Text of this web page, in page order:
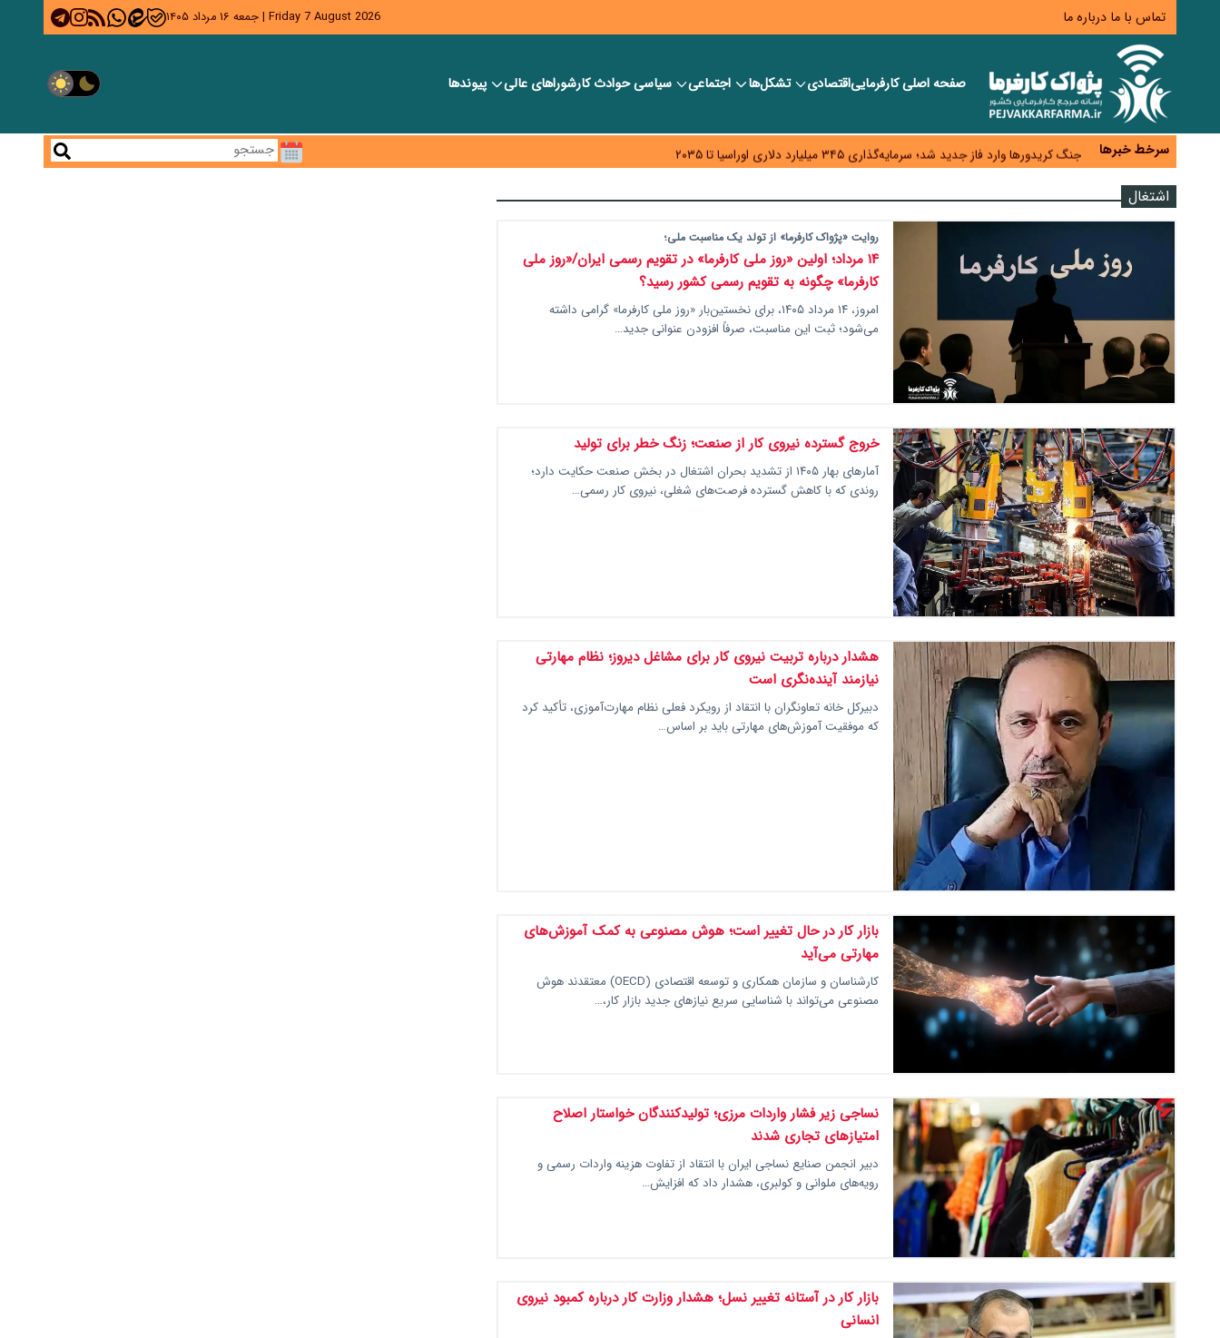
تماس با ما درباره ما Friday 7 August 2026
| جمعه ۱۶ مرداد ۱۴۰۵
صفحه اصلیکارفرماییاقتصادی تشکل‌ها اجتماعی سیاسیحوادث کارشورا‎های عالی پیوندها
سرخط خبرها
همایش و مسابقه نذری ماه صفر برگزار شد
زائران اربعین نگران ارز باقی‌مانده نباشند؛ خرید دینار در بانک‌ها و صرافی‌ها
جنگ کریدورها وارد فاز جدید شد؛ سرمایه‌گذاری ۳۴۵ میلیارد دلاری اوراسیا تا ۲۰۳۵
تأمین سرمایه در گردش بدون خلق نقدینگی؛ نقش جدید سیاست‌های مالیاتی در حمایت از تولید
اشتغال
روایت «پژواک کارفرما» از تولد یک مناسبت ملی؛
۱۴ مرداد؛ اولین «روز ملی کارفرما» در تقویم رسمی ایران/«روز ملی
کارفرما» چگونه به تقویم رسمی کشور رسید؟
امروز، ۱۴ مرداد ۱۴۰۵، برای نخستین‌بار «روز ملی کارفرما» گرامی داشته
می‌شود؛ ثبت این مناسبت، صرفاً افزودن عنوانی جدید…
خروج گسترده نیروی کار از صنعت؛ زنگ خطر برای تولید
آمارهای بهار ۱۴۰۵ از تشدید بحران اشتغال در بخش صنعت حکایت دارد؛
روندی که با کاهش گسترده فرصت‌های شغلی، نیروی کار رسمی…
هشدار درباره تربیت نیروی کار برای مشاغل دیروز؛ نظام مهارتی
نیازمند آینده‌نگری است
دبیرکل خانه تعاونگران با انتقاد از رویکرد فعلی نظام مهارت‌آموزی، تأکید کرد
که موفقیت آموزش‌های مهارتی باید بر اساس…
بازار کار در حال تغییر است؛ هوش مصنوعی به کمک آموزش‌های
مهارتی می‌آید
کارشناسان و سازمان همکاری و توسعه اقتصادی (OECD) معتقدند هوش
مصنوعی می‌تواند با شناسایی سریع نیازهای جدید بازار کار،…
نساجی زیر فشار واردات مرزی؛ تولیدکنندگان خواستار اصلاح
امتیازهای تجاری شدند
دبیر انجمن صنایع نساجی ایران با انتقاد از تفاوت هزینه واردات رسمی و
رویه‌های ملوانی و کولبری، هشدار داد که افزایش…
بازار کار در آستانه تغییر نسل؛ هشدار وزارت کار درباره کمبود نیروی
انسانی